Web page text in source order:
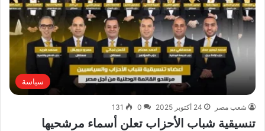
سياسة
شعب مصر 24 أكتوبر 2025 0
131
تنسيقية شباب الأحزاب تعلن أسماء مرشحيها